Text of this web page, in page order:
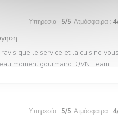
Υπηρεσία : 5/5 Ατμόσφαιρα : 4
que le service et la cuisine
moment gourmand. QVN Team
Υπηρεσία : 5/5 Ατμόσφαιρα : 4